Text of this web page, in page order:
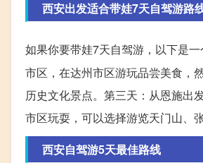
西安出发适合带娃7天自驾游路
如果你要带娃7天自驾游，以下是
市区，在达州市区游玩品尝美食，
历史文化景点。第三天：从恩施出
市区玩耍，可以选择游览天门山、
西安自驾游5天最佳路线